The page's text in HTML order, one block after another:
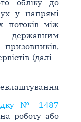
обліку до
у напрямі
потоків між
державним
(далі –
№ 1487
роботу або